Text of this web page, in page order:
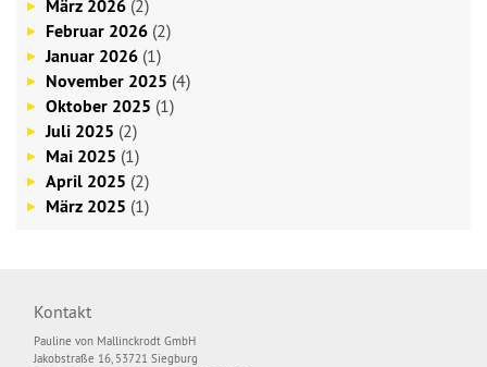
März 2026 (2)
Februar 2026 (2)
Januar 2026 (1)
November 2025 (4)
Oktober 2025 (1)
Juli 2025 (2)
Mai 2025 (1)
April 2025 (2)
März 2025 (1)
Kontakt
Pauline von Mallinckrodt GmbH
Jakobstraße 16, 53721 Siegburg